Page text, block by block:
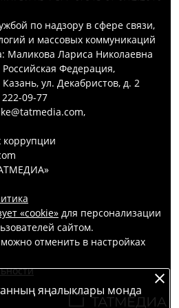
яңалыклары монда
по надзору в сфере связи,
и массовых коммуникаций
Маликова Лариса Николаевна
Федерация,
ул. Декабристов, д. 2
09-77
коррупции
«cookie» для персонализации
сайтом.
отменить в настройках